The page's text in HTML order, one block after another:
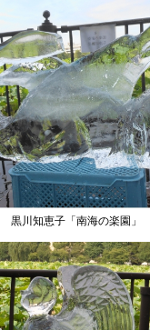
黒川知恵子「南海の楽園」